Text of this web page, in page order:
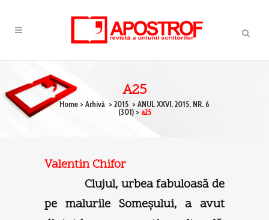
A25
Home > Arhivă > 2015 > ANUL XXVI, 2015, NR. 6
(301)> a25
Valentin Chifor
Clujul, urbea fabuloasă de
pe malurile Someşului, a avut